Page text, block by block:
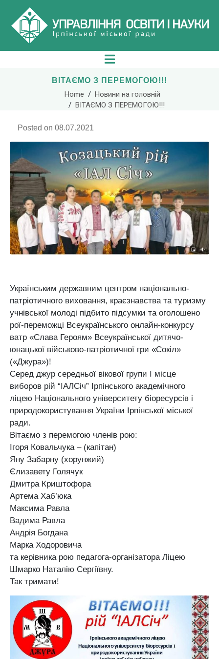
ВІТАЄМО З ПЕРЕМОГОЮ!!!
Home
Новини на головній
ВІТАЄМО З ПЕРЕМОГОЮ!!!
Posted on 08.07.2021
Українським державним центром національно-
патріотичного виховання, краєзнавства та туризму
учнівської молоді підбито підсумки та оголошено
рої-переможці Всеукраїнського онлайн-конкурсу
ватр «Слава Героям» Всеукраїнської дитячо-
юнацької військово-патріотичної гри «Сокіл»
(«Джура»)!
Серед джур середньої вікової групи І місце
виборов рій “ІАЛСіч” Ірпінського академічного
ліцею Національного університету біоресурсів і
природокористування України Ірпінської міської
ради.
Вітаємо з перемогою членів рою:
Ігоря Ковальчука – (капітан)
Яну Забарну (хорунжий)
Єлизавету Голячук
Дмитра Криштофора
Артема Хаб’юка
Максима Равла
Вадима Равла
Андрія Богдана
Марка Ходоровича
та керівника рою педагога-організатора Ліцею
Шмарко Наталію Сергіївну.
Так тримати!